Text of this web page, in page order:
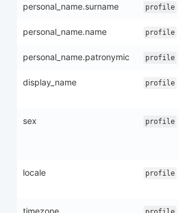
personal_name.surname profile
personal_name.name profile
personal_name.patronymic profile
display_name profile
sex profile
locale profile